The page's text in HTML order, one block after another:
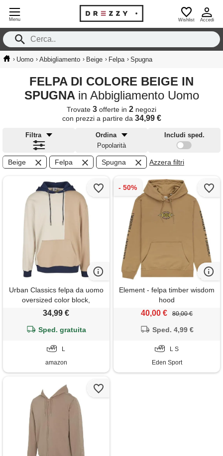
Menu Wishlist Accedi
› Uomo › Abbigliamento › Beige › Felpa › Spugna
FELPA DI COLORE BEIGE IN
SPUGNA in Abbigliamento Uomo
Trovate 3 offerte in 2 negozi
con prezzi a partire da 34,99 €
Filtra
Ordina
Popolarità
Includi sped.
Beige Felpa Spugna Azzera filtri
Urban Classics felpa da uomo
oversized color block,
softseagrass/beige, l
34,99 €
Sped. gratuita
L
amazon
Element - felpa timber wisdom
hood
40,00 € 80,00 €
Sped. 4,99 €
L S
Eden Sport